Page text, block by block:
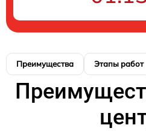
Преимущества Этапы работ